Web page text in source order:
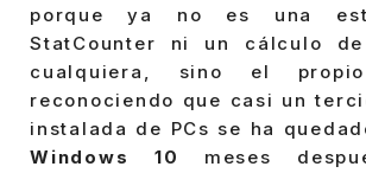
porque ya no es una
StatCounter ni un cálculo
cualquiera, sino el
reconociendo que casi un
instalada de PCs se ha
Windows 10
meses